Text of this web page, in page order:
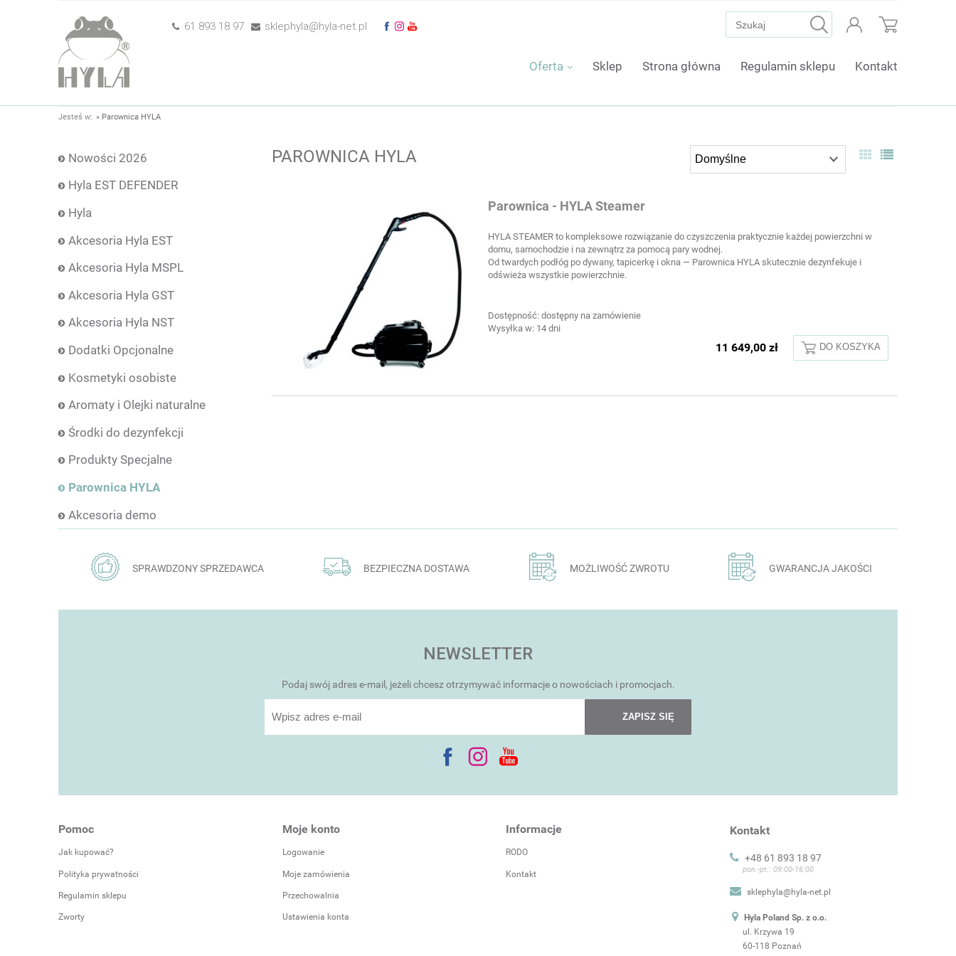
61 893 18 97 sklephyla@hyla-net.pl
Oferta Sklep Strona główna Regulamin sklepu Kontakt
Jesteś w: » Parownica HYLA
Nowości 2026
Hyla EST DEFENDER
Hyla
Akcesoria Hyla EST
Akcesoria Hyla MSPL
Akcesoria Hyla GST
Akcesoria Hyla NST
Dodatki Opcjonalne
Kosmetyki osobiste
Aromaty i Olejki naturalne
Środki do dezynfekcji
Produkty Specjalne
Parownica HYLA
Akcesoria demo
PAROWNICA HYLA
Parownica - HYLA Steamer
HYLA STEAMER to kompleksowe rozwiązanie do czyszczenia praktycznie każdej powierzchni w
domu, samochodzie i na zewnątrz za pomocą pary wodnej.
Od twardych podłóg po dywany, tapicerkę i okna — Parownica HYLA skutecznie dezynfekuje i
odświeża wszystkie powierzchnie.
Dostępność: dostępny na zamówienie
Wysyłka w: 14 dni
11 649,00 zł DO KOSZYKA
SPRAWDZONY SPRZEDAWCA BEZPIECZNA DOSTAWA MOŻLIWOŚĆ ZWROTU GWARANCJA JAKOŚCI
NEWSLETTER
Podaj swój adres e-mail, jeżeli chcesz otrzymywać informacje o nowościach i promocjach.
ZAPISZ SIĘ
Pomoc
Jak kupować?
Polityka prywatności
Regulamin sklepu
Zworty
Moje konto
Logowanie
Moje zamówienia
Przechowalnia
Ustawienia konta
Informacje
RODO
Kontakt
Kontakt
+48 61 893 18 97
pon.-pt.: 09:00-16:00
sklephyla@hyla-net.pl
Hyla Poland Sp. z o.o.
ul. Krzywa 19
60-118 Poznań